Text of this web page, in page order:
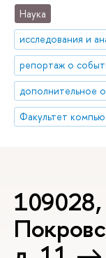
Наука
исследования и
репортаж о
дополнительное
Факультет